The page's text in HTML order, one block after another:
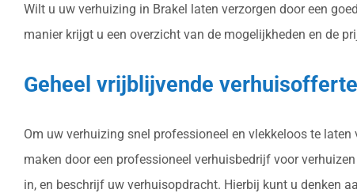
Wilt u uw verhuizing in Brakel laten verzorgen door een
manier krijgt u een overzicht van de mogelijkheden en de
Geheel vrijblijvende
Om uw verhuizing snel professioneel en vlekkeloos te
maken door een professioneel verhuisbedrijf voor
in, en beschrijf uw verhuisopdracht. Hierbij kunt u denken